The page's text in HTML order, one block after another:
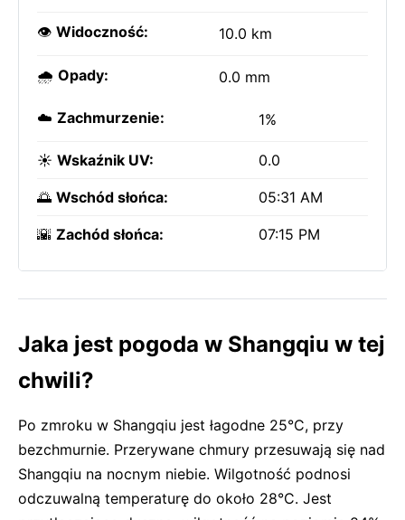
👁️ Widoczność: 10.0 km
🌧️ Opady: 0.0 mm
☁️ Zachmurzenie: 1%
☀️ Wskaźnik UV: 0.0
🌅 Wschód słońca: 05:31 AM
🌇 Zachód słońca: 07:15 PM
Jaka jest pogoda w Shangqiu w tej
chwili?
Po zmroku w Shangqiu jest łagodne 25°C, przy
bezchmurnie. Przerywane chmury przesuwają się nad
Shangqiu na nocnym niebie. Wilgotność podnosi
odczuwalną temperaturę do około 28°C. Jest